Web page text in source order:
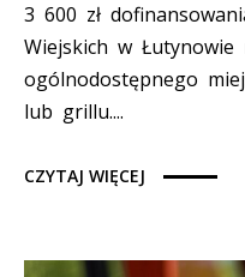
3 600 zł
Wiejskich w Łutynowie
ogólnodostępnego
lub grillu....
CZYTAJ WIĘCEJ